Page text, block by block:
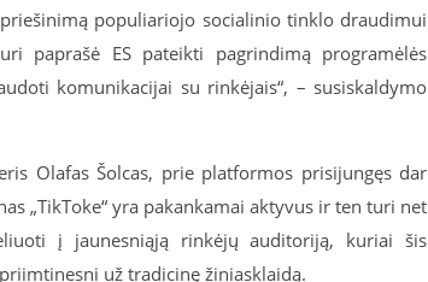
populiariojo socialinio tinklo draudimui
paprašė ES pateikti pagrindimą programėlės
komunikacijai su rinkėjais“, – susiskaldymo
Olafas Šolcas, prie platformos prisijungęs dar
„TikToke“ yra pakankamai aktyvus ir ten turi net
į jaunesniąją rinkėjų auditoriją, kuriai šis
už tradicinę žiniasklaidą.